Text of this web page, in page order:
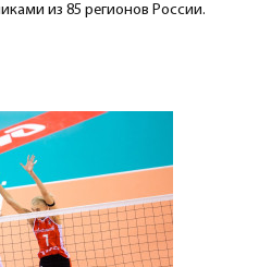
из 85 регионов России.